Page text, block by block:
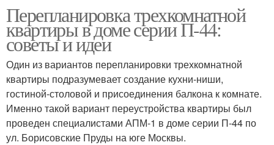
Перепланировка трехкомнатной
квартиры в доме серии П-44:
советы и идеи
Один из вариантов перепланировки трехкомнатной
квартиры подразумевает создание кухни-ниши,
гостиной-столовой и присоединения балкона к комнате.
Именно такой вариант переустройства квартиры был
проведен специалистами АПМ-1 в доме серии П-44 по
ул. Борисовские Пруды на юге Москвы.